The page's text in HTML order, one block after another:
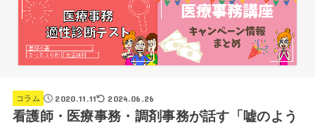
コラム 2020.11.11 2024.06.26
看護師・医療事務・調剤事務が話す「嘘のよう